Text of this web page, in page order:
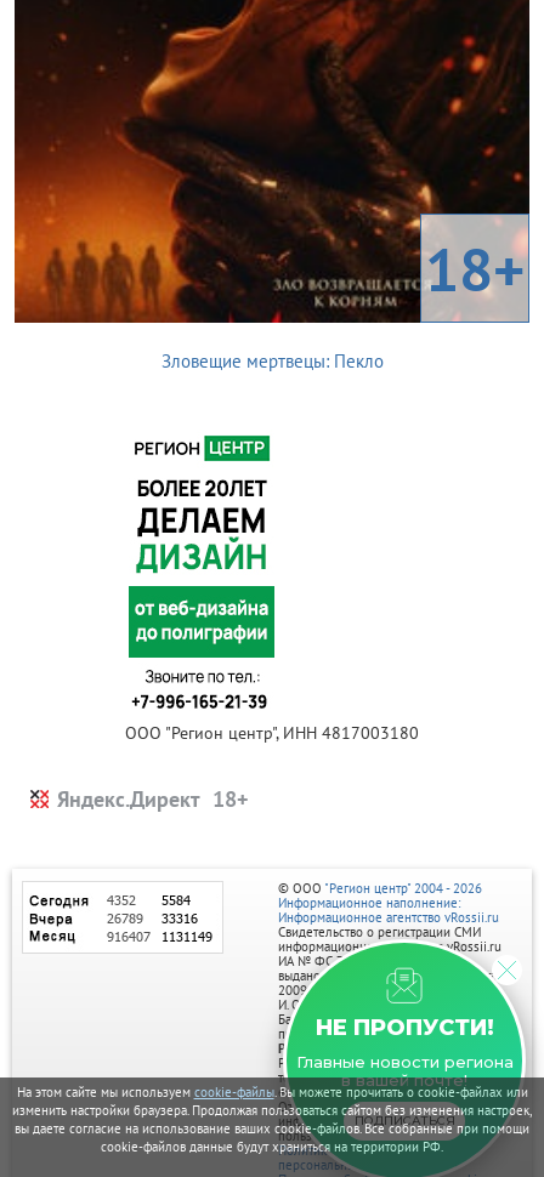
На этом сайте мы используем cookie-файлы. Вы можете прочитать о cookie-файлах или
изменить настройки браузера. Продолжая пользоваться сайтом без изменения настроек,
вы даете согласие на использование ваших cookie-файлов. Все собранные при помощи
cookie-файлов данные будут храниться на территории РФ.
18+
Зловещие мертвецы: Пекло
ООО "Регион центр", ИНН 4817003180
Яндекс.Директ
НЕ ПРОПУСТИ!
Главные новости региона
в вашей почте!
ПОДПИСАТЬСЯ
© ООО "Регион центр" 2004 - 2026
Информационное наполнение:
Информационное агентство vRossii.ru
Свидетельство о регистрации СМИ
информационного агентства vRossii.ru
ИА № ФС 77‑35502
выдано РОСКОМНАДЗОРом 04 марта
2009г.
И. О. Главного редактора Нарыков А. Н.
Баннеры на портале размещаются на
правах рекламы.
Реклама на портале:
Рекламное агентство "Умный маркетинг"
тел. 7-910-267-70-40,
email: umnyy.marketing@yandex.ru
Отдельные публикации могут содержать
информацию, не предназначенную для
пользователей до 18 лет.
Политика в отношении обработки
персональных данных